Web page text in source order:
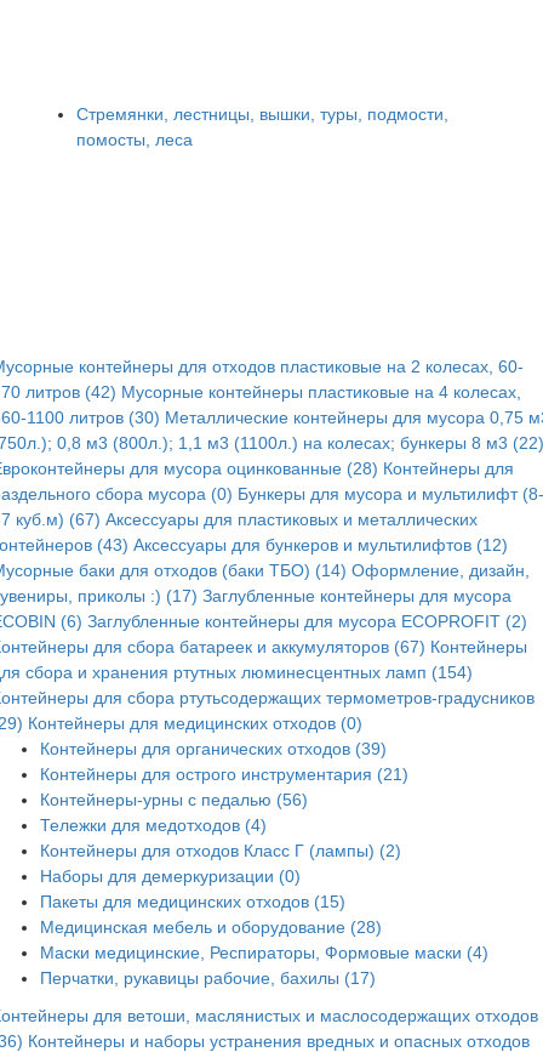
Стремянки, лестницы, вышки, туры, подмости,
помосты, леса
контейнеры для отходов пластиковые на 2 колесах, 60-
литров (42) Мусорные контейнеры пластиковые на 4 колесах,
1100 литров (30) Металлические контейнеры для мусора 0,75
0,8 м3 (800л.); 1,1 м3 (1100л.) на колесах; бункеры 8 м3 (22)
для мусора оцинкованные (28) Контейнеры для
сбора мусора (0) Бункеры для мусора и мультилифт (8-
куб.м) (67) Аксессуары для пластиковых и металлических
(43) Аксессуары для бункеров и мультилифтов (12)
баки для отходов (баки ТБО) (14) Оформление, дизайн,
приколы :) (17) Заглубленные контейнеры для мусора
(6) Заглубленные контейнеры для мусора ECOPROFIT (2)
для сбора батареек и аккумуляторов (67) Контейнеры
сбора и хранения ртутных люминесцентных ламп (154)
для сбора ртутьсодержащих термометров-градусников
Контейнеры для медицинских отходов (0)
Контейнеры для органических отходов (39)
Контейнеры для острого инструментария (21)
Контейнеры-урны с педалью (56)
Тележки для медотходов (4)
Контейнеры для отходов Класс Г (лампы) (2)
Наборы для демеркуризации (0)
Пакеты для медицинских отходов (15)
Медицинская мебель и оборудование (28)
Маски медицинские, Респираторы, Формовые маски (4)
Перчатки, рукавицы рабочие, бахилы (17)
для ветоши, маслянистых и маслосодержащих отходов
Контейнеры и наборы устранения вредных и опасных отходов